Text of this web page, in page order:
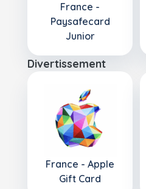
France -
Paysafecard
Junior
Divertissement
France - Apple
Gift Card